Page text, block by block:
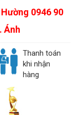
0946 90
Ánh
Thanh toán
khi nhận
hàng